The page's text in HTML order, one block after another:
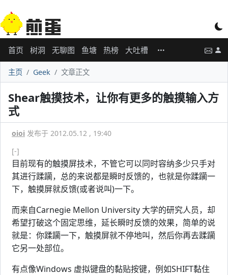
首页 树洞 无聊图 鱼塘 热榜 大吐槽
主页 Geek 文章正文
Shear触摸技术，让你有更多的触摸输入方
式
oioi 发布于 2012.05.12 , 19:40
[-]
目前现有的触摸屏技术，不管它可以同时容纳多少只手对
其进行蹂躏，总的来说都是瞬时反馈的，也就是你蹂躏一
下，触摸屏就反馈(或者说叫)一下。
而来自Carnegie Mellon University 大学的研究人员，却
希望打破这个固定思维，延长瞬时反馈的效果，简单的说
就是：你蹂躏一下，触摸屏就不停地叫，然后你再去蹂躏
它另一处部位。
有点像Windows 虚拟键盘的黏贴按键，例如SHIFT黏住